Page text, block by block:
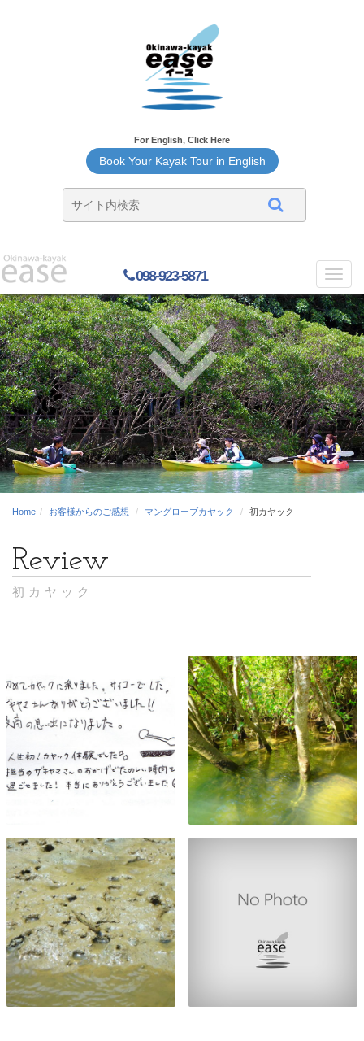
For English, Click Here
Book Your Kayak Tour in English
098-923-5871
Home お客様からのご感想 マングローブカヤック 初カヤック
初カヤック